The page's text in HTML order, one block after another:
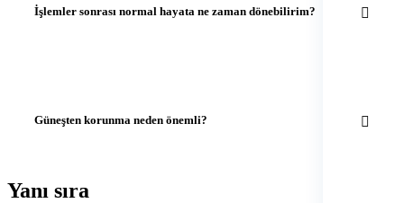
İşlemler sonrası normal hayata ne zaman dönebilirim?
Güneşten korunma neden önemli?
Yanı sıra